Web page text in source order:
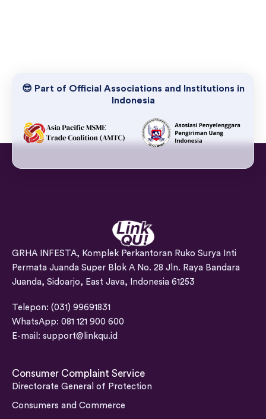
😎 Part of Official Associations and Institutions in
Indonesia
GRHA INFESTA, Komplek Perkantoran Ruko Surya Inti
Permata Juanda Super Blok A No. 28 Jln. Raya Bandara
Juanda, Sidoarjo, East Java, Indonesia 61253
Telepon: (031) 99691831
WhatsApp: 081 121 900 600
E-mail: support@linkqu.id
Consumer Complaint Service
Directorate General of Protection
Consumers and Commerce